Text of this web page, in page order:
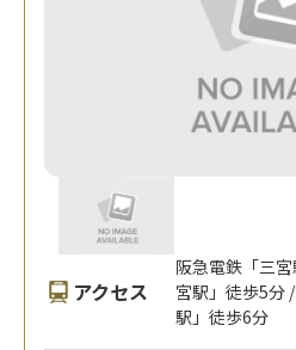
アクセス
阪急電鉄「三
宮駅」徒歩5分
駅」徒歩6分